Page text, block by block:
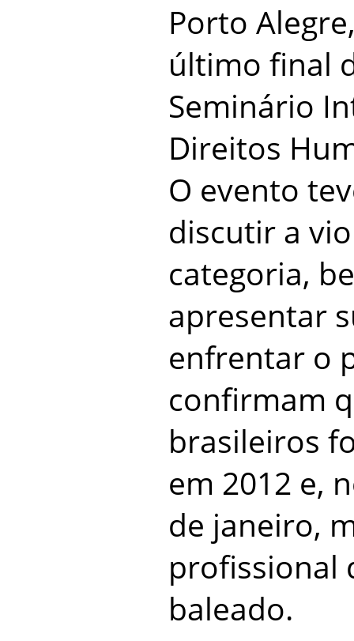
Porto
último final
Seminário
Direitos
O evento
discutir a
categoria,
apresentar
enfrentar o
confirmam
brasileiros
em 2012 e,
de janeiro,
profissional
baleado.